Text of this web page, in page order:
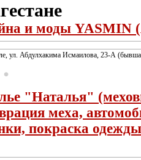
и моды YASMIN
ул. Абдулхакима Исмаилова, 23-А
"Наталья"
меха,
покраска